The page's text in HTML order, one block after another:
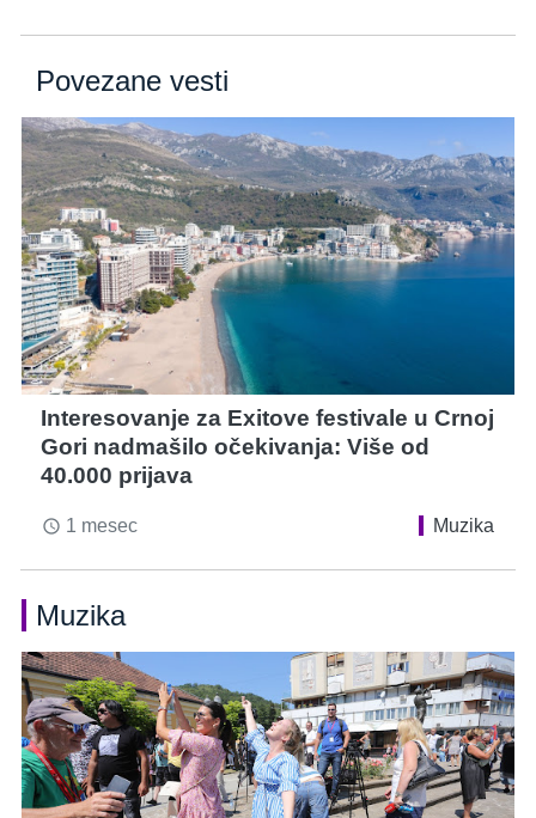
Povezane vesti
Interesovanje za Exitove festivale u Crnoj
Gori nadmašilo očekivanja: Više od
40.000 prijava
access_time 1 mesec Muzika
Muzika